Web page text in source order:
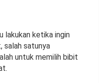
lakukan ketika ingin
salah satunya
untuk memilih bibit